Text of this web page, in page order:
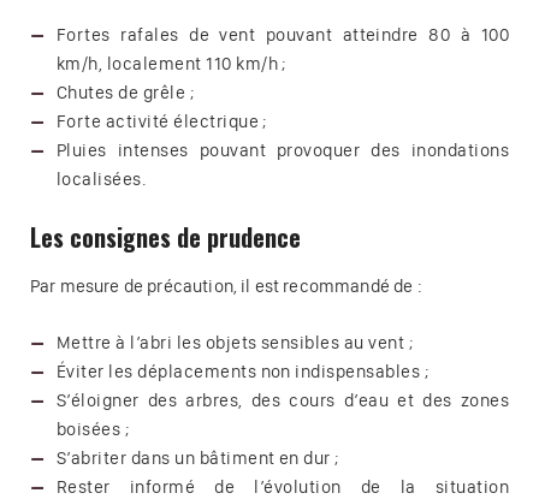
Fortes rafales de vent pouvant atteindre 80 à 100
km/h, localement 110 km/h ;
Chutes de grêle ;
Forte activité électrique ;
Pluies intenses pouvant provoquer des inondations
localisées.
Les consignes de prudence
Par mesure de précaution, il est recommandé de :
Mettre à l’abri les objets sensibles au vent ;
Éviter les déplacements non indispensables ;
S’éloigner des arbres, des cours d’eau et des zones
boisées ;
S’abriter dans un bâtiment en dur ;
Rester informé de l’évolution de la situation